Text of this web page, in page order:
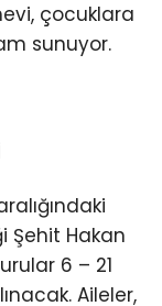
çocuklara
sunuyor.
Şehit Hakan
6 – 21
Aileler,